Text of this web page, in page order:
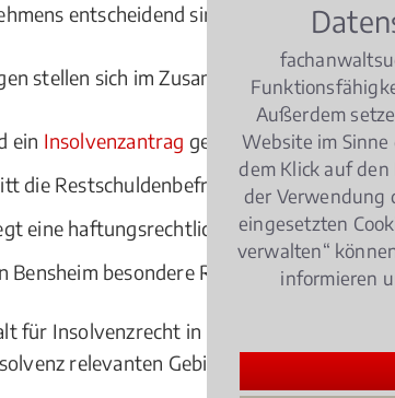
entscheidend sind, bei deren
stellen sich im Zusammenhang mit dem
ein Insolvenzantrag gestellt?
die Restschuldenbefreiung ein?
eine haftungsrechtlich relevante
Bensheim besondere Regelungen im
für Insolvenzrecht in Bensheim ist ein
relevanten Gebieten des
Außerdem
Website im
dem Klick auf den
der Verwendung
eingesetzten
verwalten“
informieren